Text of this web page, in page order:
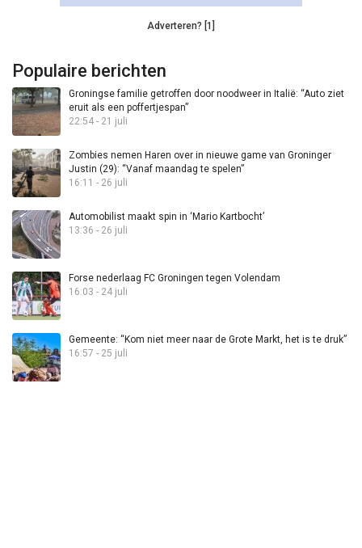
Adverteren? [1]
Populaire berichten
Groningse familie getroffen door noodweer in Italië: “Auto ziet
eruit als een poffertjespan”
22:54 - 21 juli
Zombies nemen Haren over in nieuwe game van Groninger
Justin (29): “Vanaf maandag te spelen”
16:11 - 26 juli
Automobilist maakt spin in ‘Mario Kartbocht’
13:36 - 26 juli
Forse nederlaag FC Groningen tegen Volendam
16:03 - 24 juli
Gemeente: “Kom niet meer naar de Grote Markt, het is te druk”
16:57 - 25 juli